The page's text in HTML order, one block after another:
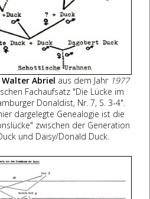
Walter Abriel aus dem Jahr 1977
Fachaufsatz "Die Lücke im
Donaldist, Nr. 7, S. 3-4".
dargelegte Genealogie ist die
zwischen der Generation
und Daisy/Donald Duck.